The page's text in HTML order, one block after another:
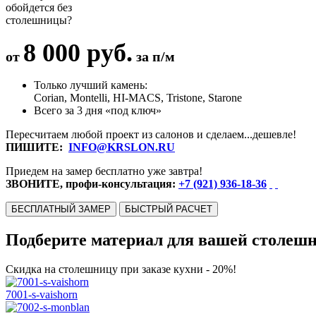
обойдется без
столешницы?
от 8 000 руб. за п/м
Только лучший камень:
Corian, Montelli, HI-MACS, Tristone, Starone
Всего за 3 дня «под ключ»
Пересчитаем любой проект из салонов и сделаем...дешевле!
ПИШИТЕ: INFO@KRSLON.RU
Приедем на замер бесплатно уже завтра!
ЗВОНИТЕ, профи-консультация: +7 (921) 936-18-36
БЕСПЛАТНЫЙ ЗАМЕР БЫСТРЫЙ РАСЧЕТ
Подберите материал для вашей
Скидка на столешницу при заказе кухни - 20%!
7001-s-vaishorn